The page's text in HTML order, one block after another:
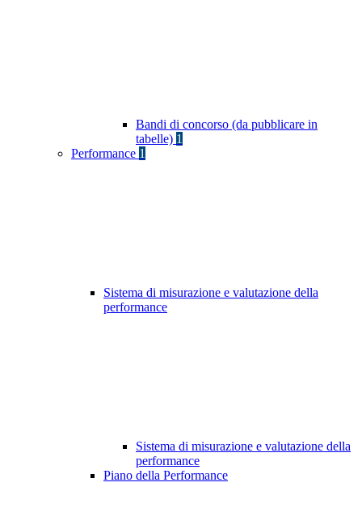
Bandi di concorso (da pubblicare in
tabelle) 1
Performance 1
Sistema di misurazione e valutazione della
performance
Sistema di misurazione e valutazione della
performance
Piano della Performance